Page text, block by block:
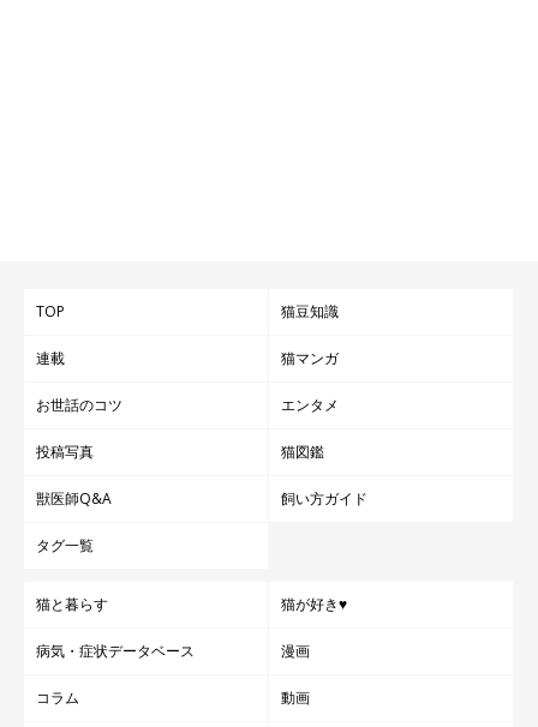
TOP 猫豆知識
連載 猫マンガ
お世話のコツ エンタメ
投稿写真 猫図鑑
獣医師Q&A 飼い方ガイド
タグ一覧
猫と暮らす 猫が好き♥
病気・症状データベース 漫画
コラム 動画